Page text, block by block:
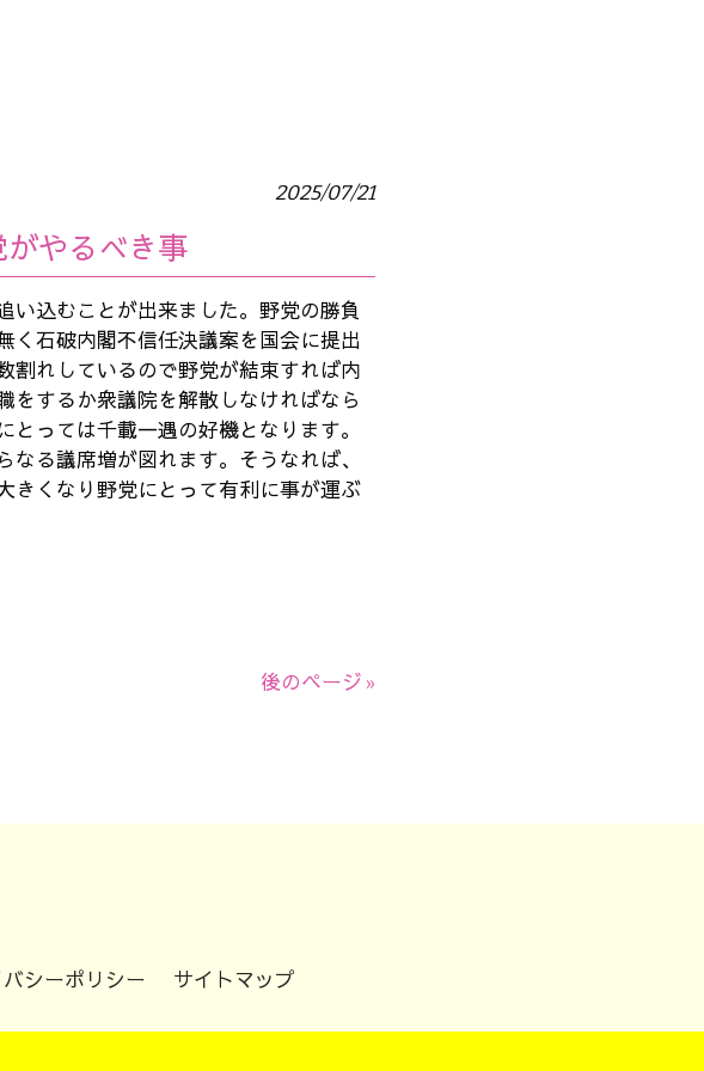
2025/07/21
やるべき事
い込むことが出来ました。野党の勝負
く石破内閣不信任決議案を国会に提出
割れしているので野党が結束すれば内
をするか衆議院を解散しなければなら
っては千載一遇の好機となります。
る議席増が図れます。そうなれば、
きくなり野党にとって有利に事が運ぶ
後のページ »
シーポリシー サイトマップ